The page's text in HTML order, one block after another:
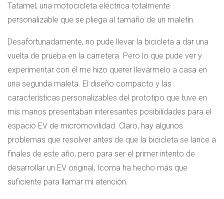
Tatamel; una motocicleta eléctrica totalmente
personalizable que se pliega al tamaño de un maletín.
Desafortunadamente, no pude llevar la bicicleta a dar una
vuelta de prueba en la carretera. Pero lo que pude ver y
experimentar con él me hizo querer llevármelo a casa en
una segunda maleta. El diseño compacto y las
características personalizables del prototipo que tuve en
mis manos presentaban interesantes posibilidades para el
espacio EV de micromovilidad. Claro, hay algunos
problemas que resolver antes de que la bicicleta se lance a
finales de este año, pero para ser el primer intento de
desarrollar un EV original, Icoma ha hecho más que
suficiente para llamar mi atención.